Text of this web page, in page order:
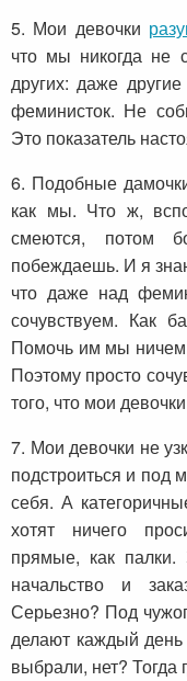
5. Мои девочки
что мы никогда не
других: даже
феминисток. Не
Это показатель
6. Подобные
как мы. Что ж,
смеются, потом
побеждаешь. И я
что даже над
сочувствуем. Как
Помочь им мы ничем
Поэтому просто
того, что мои
7. Мои девочки не
подстроиться и под
себя. А
хотят ничего
прямые, как палки.
начальство и
Серьезно? Под
делают каждый
выбрали, нет? Тогда